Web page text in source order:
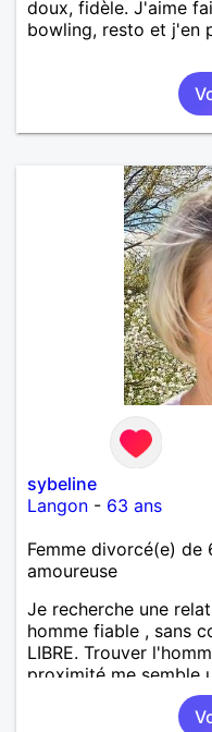
doux, fidèle. J'aime
bowling, resto et j'en
sybeline
Langon - 63 ans
Femme divorcé(e) de
amoureuse
Je recherche une
homme fiable , sans
LIBRE. Trouver
proximité me semble
de la relation !! A bon